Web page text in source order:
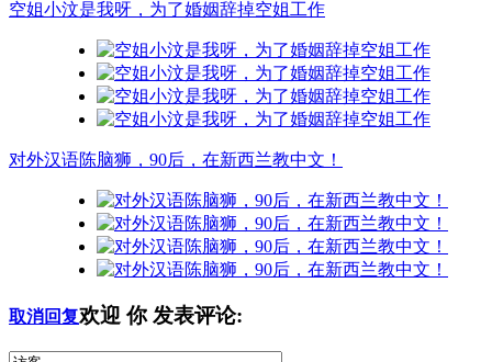
空姐小汶是我呀，为了婚姻辞掉空姐工作
对外汉语陈脑狮，90后，在新西兰教中文！
取消回复欢迎 你发表评论: